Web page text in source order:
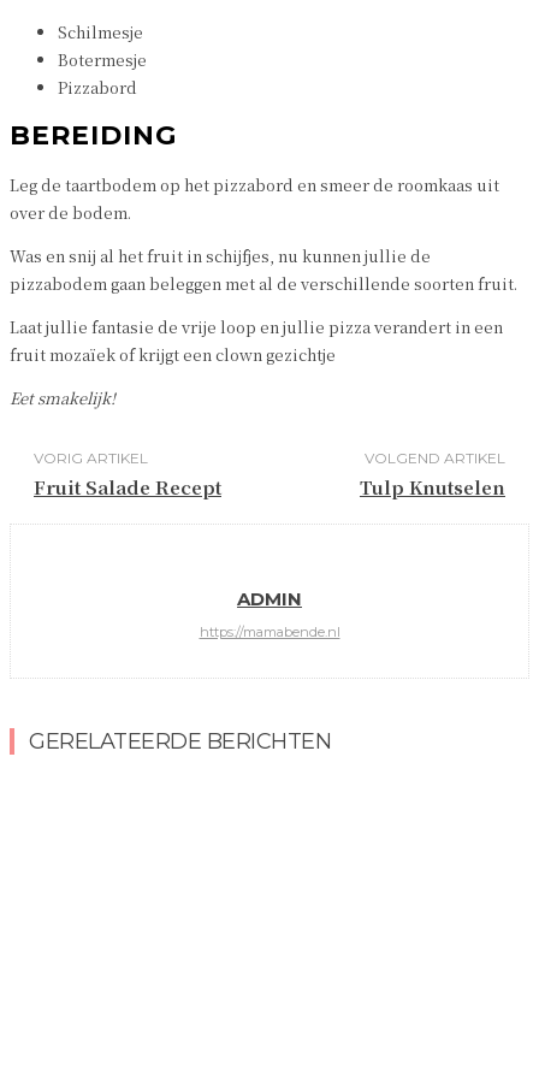
Schilmesje
Botermesje
Pizzabord
BEREIDING
Leg de taartbodem op het pizzabord en smeer de roomkaas uit
over de bodem.
Was en snij al het fruit in schijfjes, nu kunnen jullie de
pizzabodem gaan beleggen met al de verschillende soorten fruit.
Laat jullie fantasie de vrije loop en jullie pizza verandert in een
fruit mozaïek of krijgt een clown gezichtje
Eet smakelijk!
VORIG ARTIKEL
Fruit Salade Recept
VOLGEND ARTIKEL
Tulp Knutselen
ADMIN
https://mamabende.nl
GERELATEERDE BERICHTEN